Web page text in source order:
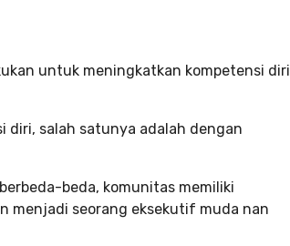
untuk meningkatkan kompetensi diri
diri, salah satunya adalah dengan
beda, komunitas memiliki
menjadi seorang eksekutif muda nan